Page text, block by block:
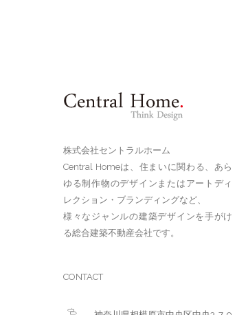
株式会社セントラルホーム
Central Homeは、住まいに関わる、あら
ゆる制作物のデザインまたはアートディ
レクション・ブランディングなど、
様々なジャンルの建築デザインを手がけ
る総合建築不動産会社です。
CONTACT